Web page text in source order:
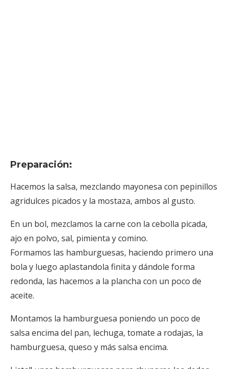
Preparación:
Hacemos la salsa, mezclando mayonesa con pepinillos
agridulces picados y la mostaza, ambos al gusto.
En un bol, mezclamos la carne con la cebolla picada,
ajo en polvo, sal, pimienta y comino.
Formamos las hamburguesas, haciendo primero una
bola y luego aplastandola finita y dándole forma
redonda, las hacemos a la plancha con un poco de
aceite.
Montamos la hamburguesa poniendo un poco de
salsa encima del pan, lechuga, tomate a rodajas, la
hamburguesa, queso y más salsa encima.